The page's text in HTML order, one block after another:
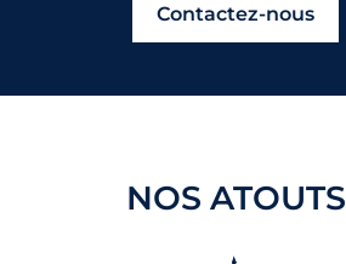
Contactez-nous
NOS ATOUTS